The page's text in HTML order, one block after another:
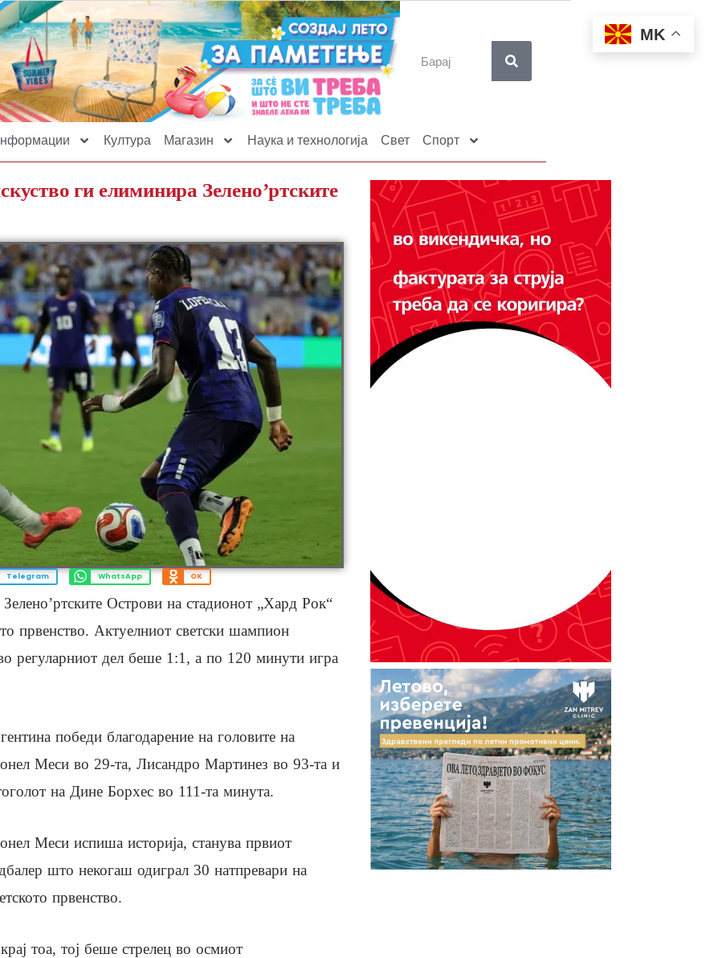
Култура Магазин Наука и технологија Свет Спорт
ги елиминира Зелено’ртските
Telegram WhatsApp OK
Острови на стадионот „Хард Рок“
првенство. Актуелниот светски шампион
регуларниот дел беше 1:1, а по 120 минути игра
победи благодарение на головите на
Меси во 29-та, Лисандро Мартинез во 93-та и
на Дине Борхес во 111-та минута.
Меси испиша историја, станува првиот
што некогаш одиграл 30 натпревари на
првенство.
тоа, тој беше стрелец во осмиот
MK